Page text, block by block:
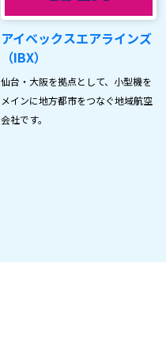
アイベックスエアラインズ
（IBX）
仙台・大阪を拠点として、小型機を
メインに地方都市をつなぐ地域航空
会社です。